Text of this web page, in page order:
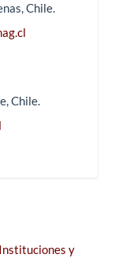
Chile.
Chile.
Instituciones y